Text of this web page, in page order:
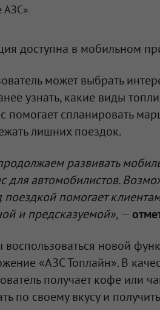
АЗС»
доступна в мобильном
может выбрать
узнать, какие виды
помогает спланировать
лишних поездок.
развивать
для автомобилистов.
поездкой помогает
и предсказуемой», —
воспользоваться новой
«АЗС Топлайн». В
получает кофе или
по своему вкусу и